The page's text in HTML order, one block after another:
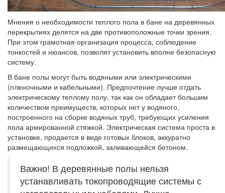
Мнения о необходимости теплого пола в бане на деревянных
перекрытиях делятся на две противоположные точки зрения.
При этом грамотная организация процесса, соблюдение
тонкостей и нюансов, позволят установить вполне безопасную
систему.
В бане полы могут быть водяными или электрическими
(пленочными и кабельными). Предпочтение лучше отдать
электрическому теплому полу, так как он обладает большим
количеством преимуществ, которых нет у водяного,
построенного на сборке водяных труб, требующих усиления
пола армированной стяжкой. Электрическая система проста в
установке, продается в виде готовых блоков, аккуратно
размещающихся подложкой, заливающейся бетоном.
Важно! В деревянные полы нельзя
устанавливать токопроводящие системы с